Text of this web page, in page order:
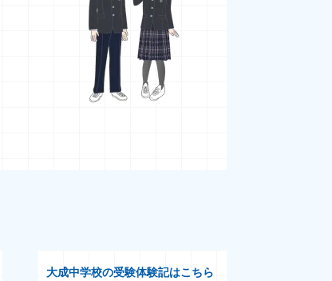
大成中学校の受験体験記はこちら